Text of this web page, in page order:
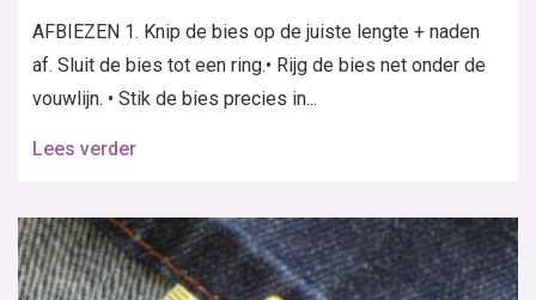
AFBIEZEN 1. Knip de bies op de juiste lengte + naden
af. Sluit de bies tot een ring.• Rijg de bies net onder de
vouwlijn. • Stik de bies precies in...
Lees verder